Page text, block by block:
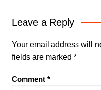
Leave a Reply
Your email address will
fields are marked *
Comment *